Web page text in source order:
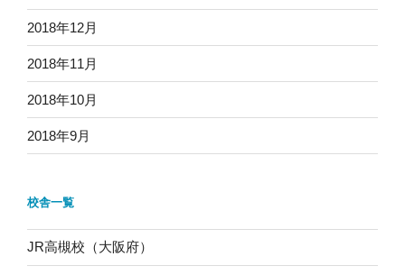
2018年12月
2018年11月
2018年10月
2018年9月
校舎一覧
JR高槻校（大阪府）